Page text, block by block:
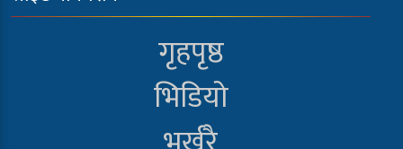
गृहपृष्ठ
भिडियो